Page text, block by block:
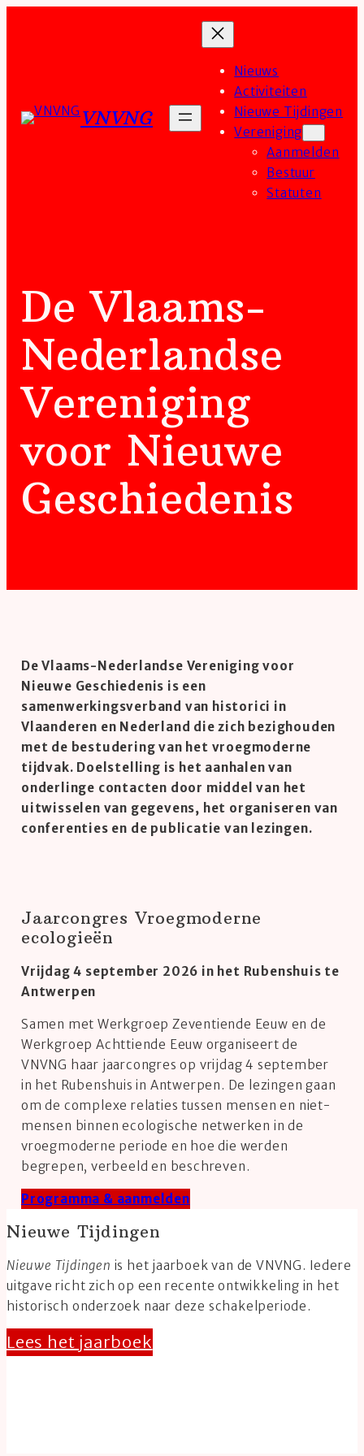
VNVNG
Nieuws
Activiteiten
Nieuwe Tijdingen
Vereniging
Aanmelden
Bestuur
Statuten
De Vlaams-
Nederlandse
Vereniging
voor Nieuwe
Geschiedenis
De Vlaams-Nederlandse Vereniging voor
Nieuwe Geschiedenis is een
samenwerkingsverband van historici in
Vlaanderen en Nederland die zich bezighouden
met de bestudering van het vroegmoderne
tijdvak. Doelstelling is het aanhalen van
onderlinge contacten door middel van het
uitwisselen van gegevens, het organiseren van
conferenties en de publicatie van lezingen.
Jaarcongres Vroegmoderne
ecologieën
Vrijdag 4 september 2026 in het Rubenshuis te
Antwerpen
Samen met Werkgroep Zeventiende Eeuw en de
Werkgroep Achttiende Eeuw organiseert de
VNVNG haar jaarcongres op vrijdag 4 september
in het Rubenshuis in Antwerpen. De lezingen gaan
om de complexe relaties tussen mensen en niet-
mensen binnen ecologische netwerken in de
vroegmoderne periode en hoe die werden
begrepen, verbeeld en beschreven.
Programma & aanmelden
Nieuwe Tijdingen
Nieuwe Tijdingen is het jaarboek van de VNVNG. Iedere
uitgave richt zich op een recente ontwikkeling in het
historisch onderzoek naar deze schakelperiode.
Lees het jaarboek